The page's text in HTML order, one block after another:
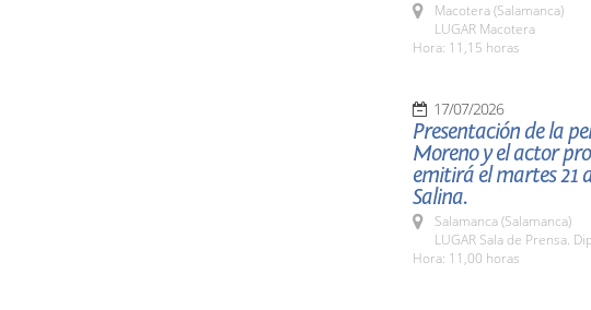
Macotera (Salamanca)
LUGAR Macotera
Hora: 11,15 horas
17/07/2026
Presentación de la
Moreno y el actor
emitirá el martes 21
Salina.
Salamanca (Salamanca)
LUGAR Sala de Prensa.
Hora: 11,00 horas